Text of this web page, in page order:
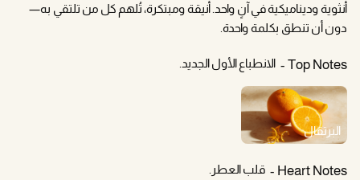
أنثوية وديناميكية في آنٍ واحد. أنيقة ومبتكرة، تُلهم كل من تلتقي به—
دون أن تنطق بكلمة واحدة.
Top Notes الانطباع الأول الجديد.
البرتقال
Heart Notes قلب العطر.